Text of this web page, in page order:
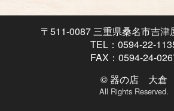
〒511-0087 三重県桑名市吉津
TEL：0594-22-
FAX：0594-24-
© 器の店 大倉
All Rights Reserved.